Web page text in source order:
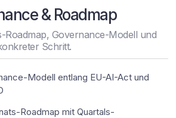
& Roadmap
Roadmap, Governance-Modell und
Schritt.
Modell entlang EU-AI-Act und
Roadmap mit Quartals-